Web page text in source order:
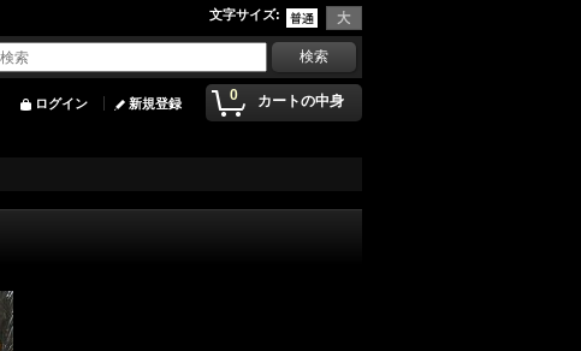
文字サイズ:
0 カートの中身
ログイン 新規登録